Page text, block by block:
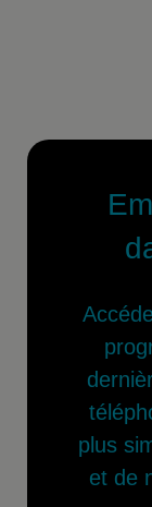
plus
et de